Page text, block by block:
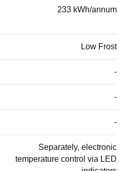
233 kWh/annum
Low Frost
-
-
-
Separately, electronic
temperature control via LED